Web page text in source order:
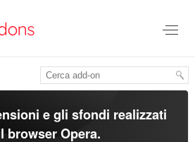
e gli sfondi realizzati
browser Opera.